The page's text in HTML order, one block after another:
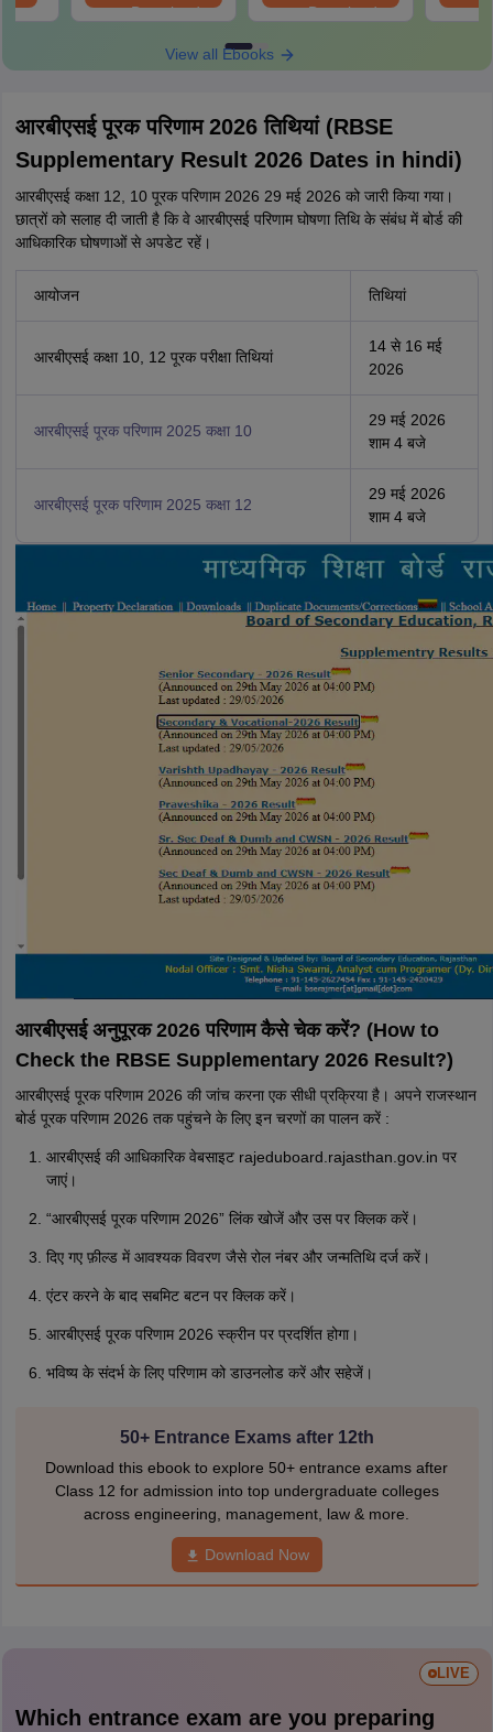
Download
Download
View all Ebooks
आरबीएसई पूरक परिणाम 2026 तिथियां (RBSE
Supplementary Result 2026 Dates in hindi)
आरबीएसई कक्षा 12, 10 पूरक परिणाम 2026 29 मई 2026 को जारी किया गया।
छात्रों को सलाह दी जाती है कि वे आरबीएसई परिणाम घोषणा तिथि के संबंध में बोर्ड की
आधिकारिक घोषणाओं से अपडेट रहें।
आयोजन तिथियां
आरबीएसई कक्षा 10, 12 पूरक परीक्षा तिथियां
14 से 16 मई
2026
आरबीएसई पूरक परिणाम 2025 कक्षा 10
29 मई 2026
शाम 4 बजे
आरबीएसई पूरक परिणाम 2025 कक्षा 12
29 मई 2026
शाम 4 बजे
आरबीएसई अनुपूरक 2026 परिणाम कैसे चेक करें? (How to
Check the RBSE Supplementary 2026 Result?)
आरबीएसई पूरक परिणाम 2026 की जांच करना एक सीधी प्रक्रिया है। अपने राजस्थान
बोर्ड पूरक परिणाम 2026 तक पहुंचने के लिए इन चरणों का पालन करें :
आरबीएसई की आधिकारिक वेबसाइट rajeduboard.rajasthan.gov.in पर
जाएं।
“आरबीएसई पूरक परिणाम 2026” लिंक खोजें और उस पर क्लिक करें।
दिए गए फ़ील्ड में आवश्यक विवरण जैसे रोल नंबर और जन्मतिथि दर्ज करें।
एंटर करने के बाद सबमिट बटन पर क्लिक करें।
आरबीएसई पूरक परिणाम 2026 स्क्रीन पर प्रदर्शित होगा।
भविष्य के संदर्भ के लिए परिणाम को डाउनलोड करें और सहेजें।
50+ Entrance Exams after 12th
Download this ebook to explore 50+ entrance exams after
Class 12 for admission into top undergraduate colleges
across engineering, management, law & more.
Download Now
LIVE
Which entrance exam are you preparing